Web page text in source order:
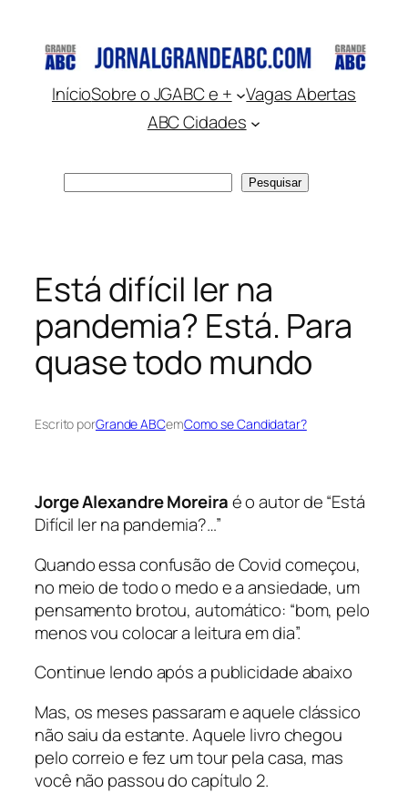
conteúdo
InícioSobre o JGABC e +
Vagas Abertas
ABC Cidades
Pesquisar
Está difícil ler na
pandemia? Está. Para
quase todo mundo
Escrito porGrande ABCemComo se Candidatar?
Jorge Alexandre Moreiraé o autor de “Está
Difícil ler na pandemia?…”
Quando essa confusão de Covid começou,
no meio de todo o medo e a ansiedade, um
pensamento brotou, automático: “bom, pelo
menos vou colocar a leitura em dia”.
Continue lendo após a publicidade abaixo
Mas, os meses passaram e aquele clássico
não saiu da estante. Aquele livro chegou
pelo correio e fez um tour pela casa, mas
você não passou do capítulo 2.